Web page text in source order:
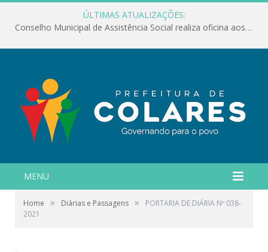
ÚLTIMAS ATUALIZAÇÕES:
Conselho Municipal de Assistência Social realiza oficina aos servidores
MENU
Home » Diárias e Passagens »
PORTARIA DE DIÁRIA Nº 038-
2021